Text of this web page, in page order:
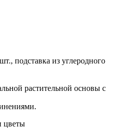
подставка из углеродного
растительной основы с
цветы